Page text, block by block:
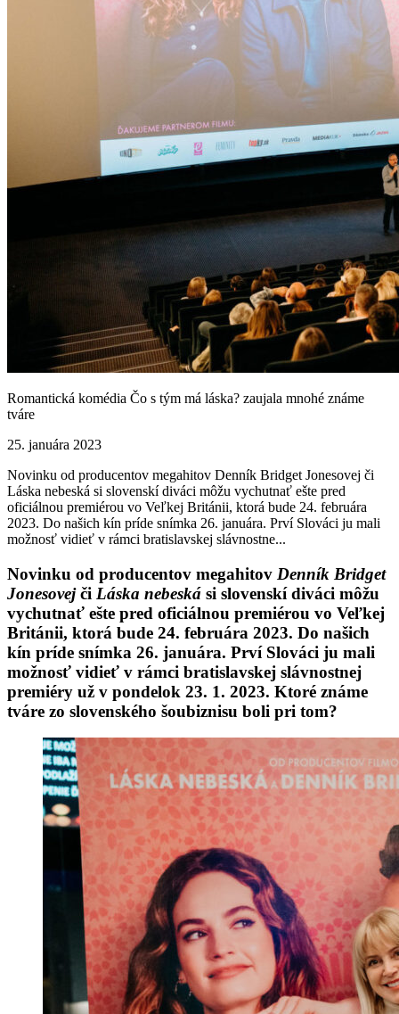
Romantická komédia Čo s tým má láska? zaujala mnohé známe
tváre
25. januára 2023
Novinku od producentov megahitov Denník Bridget Jonesovej či
Láska nebeská si slovenskí diváci môžu vychutnať ešte pred
oficiálnou premiérou vo Veľkej Británii, ktorá bude 24. februára
2023. Do našich kín príde snímka 26. januára. Prví Slováci ju mali
možnosť vidieť v rámci bratislavskej slávnostne...
Novinku od producentov megahitov Denník Bridget
Jonesovejči Láska nebeská si slovenskí diváci môžu
vychutnať ešte pred oficiálnou premiérou vo Veľkej
Británii, ktorá bude 24. februára 2023. Do našich
kín príde snímka 26. januára. Prví Slováci ju mali
možnosť vidieť v rámci bratislavskej slávnostnej
premiéry už v pondelok 23. 1. 2023. Ktoré známe
tváre zo slovenského šoubiznisu boli pri tom?